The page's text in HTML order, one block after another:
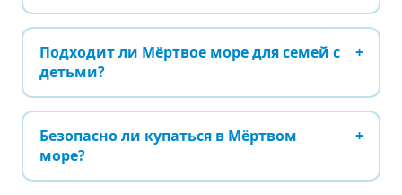
Подходит ли Мёртвое море для семей с
детьми?
Безопасно ли купаться в Мёртвом
море?